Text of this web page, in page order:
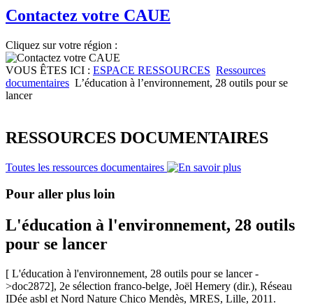
Contactez votre CAUE
Cliquez sur votre région :
VOUS ÊTES ICI : ESPACE RESSOURCES Ressources
documentaires L’éducation à l’environnement, 28 outils pour se
lancer
RESSOURCES DOCUMENTAIRES
Toutes les ressources documentaires
Pour aller plus loin
L'éducation à l'environnement, 28 outils
pour se lancer
[ L'éducation à l'environnement, 28 outils pour se lancer -
>doc2872], 2e sélection franco-belge, Joël Hemery (dir.), Réseau
IDée asbl et Nord Nature Chico Mendès, MRES, Lille, 2011.